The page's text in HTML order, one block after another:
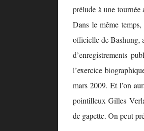
prélude à une
Dans le même temps,
officielle de Bashung,
d’enregistrements
l’exercice
mars 2009. Et l’on
pointilleux Gilles
de gapette. On peut